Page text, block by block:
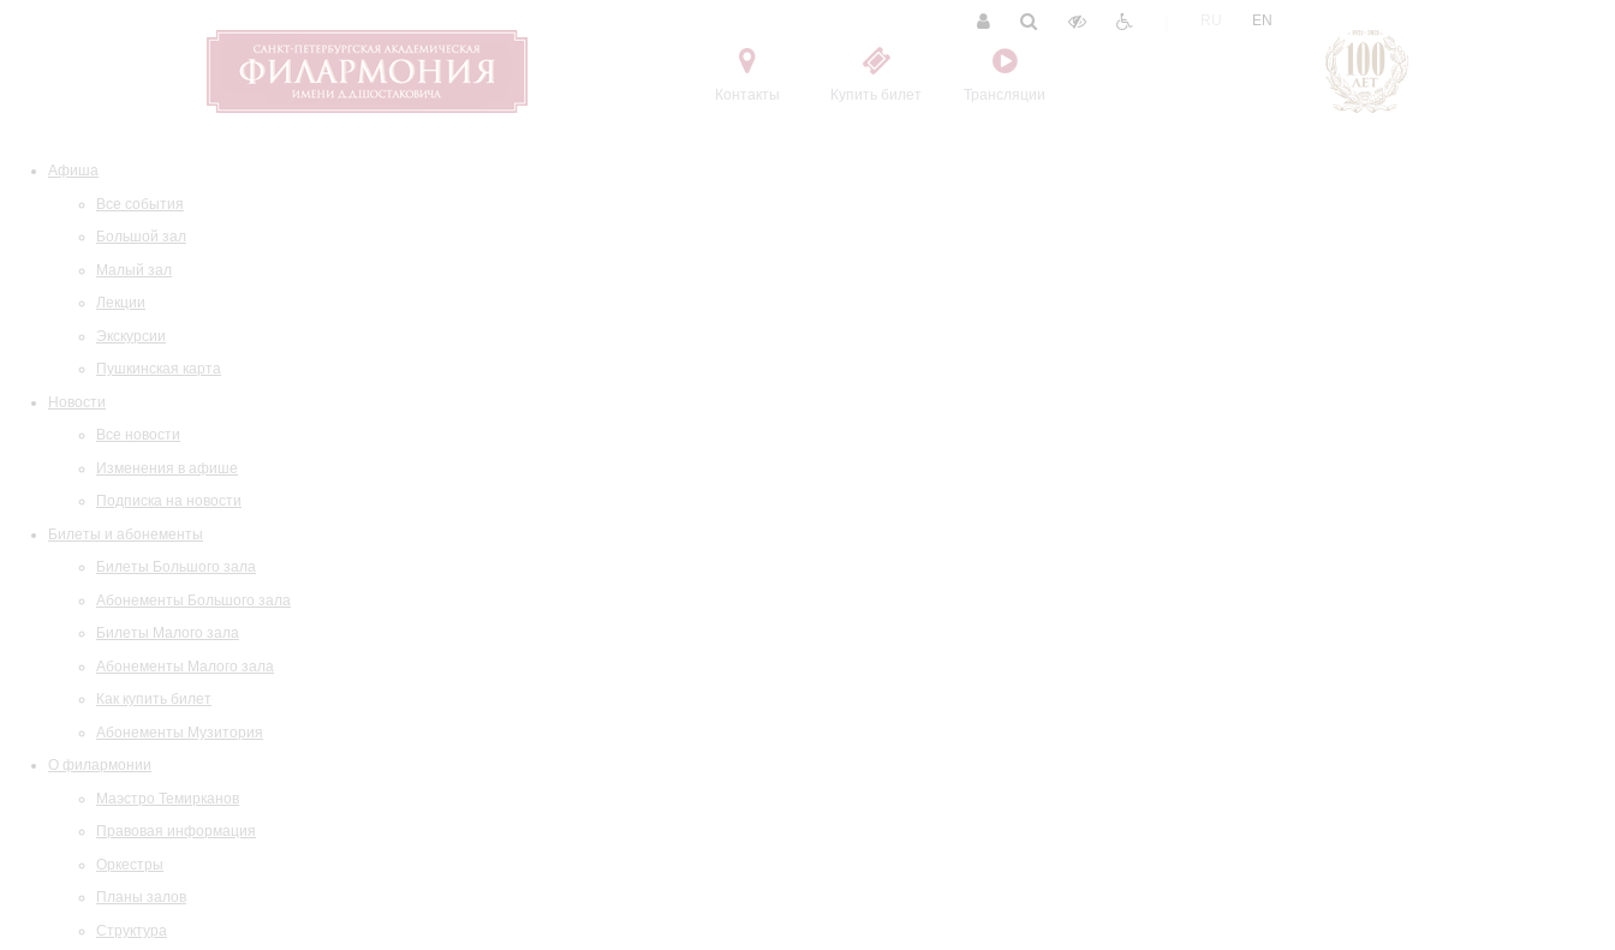
Контакты Купить билет Трансляции
EN
Афиша
Все события
Большой зал
Малый зал
Лекции
Экскурсии
Пушкинская карта
Новости
Все новости
Изменения в афише
Подписка на новости
Билеты и абонементы
Билеты Большого зала
Абонементы Большого зала
Билеты Малого зала
Абонементы Малого зала
Как купить билет
Абонементы Музитория
О филармонии
Маэстро Темирканов
Правовая информация
Оркестры
Планы залов
Структура